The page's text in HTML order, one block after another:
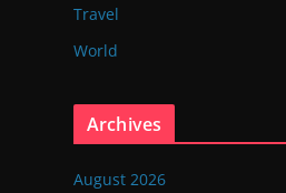
Travel
World
Archives
August 2026